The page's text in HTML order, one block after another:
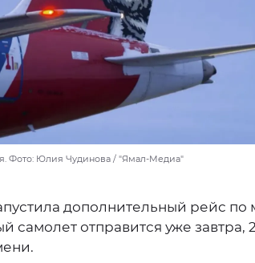
Фото: Юлия Чудинова / "Ямал-Медиа"
дополнительный рейс по
самолет отправится уже завтра,